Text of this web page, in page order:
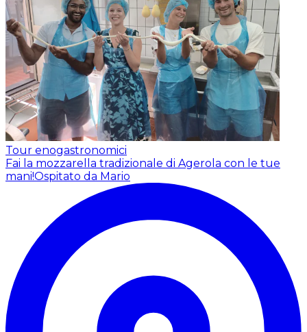
Tour enogastronomici
Fai la mozzarella tradizionale di Agerola con le tue
mani!Ospitato da Mario